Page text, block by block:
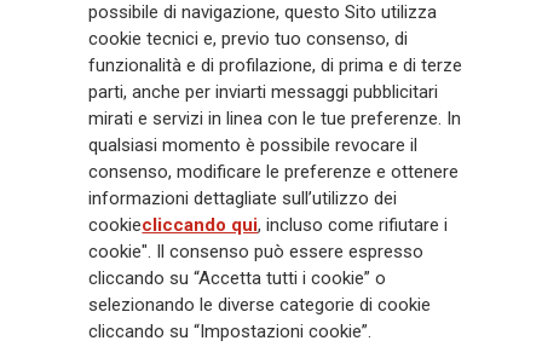
miliardi e € 900 miliardi di AUM nel 2025. Fondato nel 1831, con oltre 88
mila dipendenti e 163 mila agenti che servono 75 milioni di clienti, il
Gruppo ha una posizione di leadership in Europa e una presenza
crescente in Asia e America. Al centro della strategia di Generali c'è il suo
impegno Lifetime Partner verso i clienti, realizzato attraverso soluzioni
innovative e personalizzate, un'esperienza cliente di prima classe e le sue
capacità di distribuzione globale digitalizzata. Il Gruppo ha
completamente integrato la sostenibilità in tutte le scelte strategiche, con
l'obiettivo di creare valore per tutti gli stakeholder mentre costruisce una
società più equa e resiliente.
Legal Info Cookie Policy Privacy & GDPR
possibile di navigazione, questo Sito utilizza
cookie tecnici e, previo tuo consenso, di
funzionalità e di profilazione, di prima e di terze
parti, anche per inviarti messaggi pubblicitari
mirati e servizi in linea con le tue preferenze. In
qualsiasi momento è possibile revocare il
consenso, modificare le preferenze e ottenere
informazioni dettagliate sull’utilizzo dei
cookiecliccando qui, incluso come rifiutare i
cookie". Il consenso può essere espresso
cliccando su “Accetta tutti i cookie” o
selezionando le diverse categorie di cookie
cliccando su “Impostazioni cookie”.